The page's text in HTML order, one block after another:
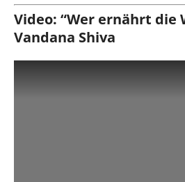
Video: “Wer ernährt die
Vandana Shiva